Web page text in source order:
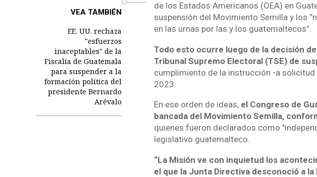
VEA TAMBIÉN
EE. UU. rechaza
"esfuerzos
inaceptables" de la
Fiscalía de Guatemala
para suspender a la
formación política del
presidente Bernardo
Arévalo
de los Estados Americanos (OEA) en
suspensión del Movimiento Semilla y los
en las urnas por las y los guatemaltecos”.
Todo esto ocurre luego de la decisión
Tribunal Supremo Electoral (TSE) de
cumplimiento de la instrucción -a
2023.
En ese orden de ideas, el Congreso de
bancada del Movimiento Semilla,
quienes fueron declarados como
legislativo guatemalteco.
“La Misión ve con inquietud los
el que la Junta Directiva desconoció a